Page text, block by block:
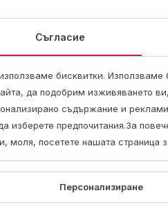
Има
Какво
Съгласие
бисквитки. Използваме
да подобрим изживяването
съдържание и
изберете предпочитания.За
моля, посетете нашата страница
Персонализиране